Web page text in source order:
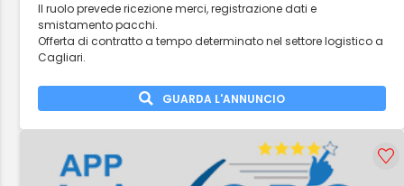
Il ruolo prevede ricezione merci, registrazione dati e
smistamento pacchi.
Offerta di contratto a tempo determinato nel settore logistico a
Cagliari.
GUARDA L'ANNUNCIO